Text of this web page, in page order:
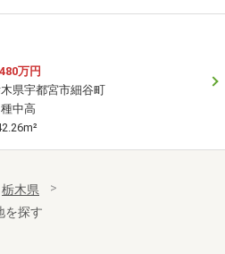
万円
県宇都宮市細谷町
種中高
栃木県
を探す